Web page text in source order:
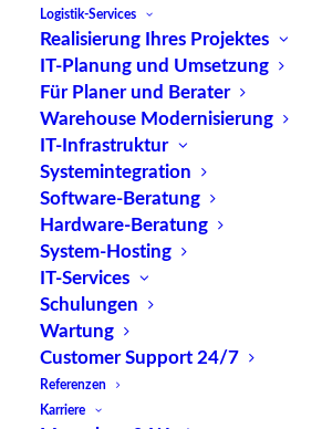
Logistik-Services
Realisierung Ihres Projektes
IT-Planung und Umsetzung
Für Planer und Berater
Warehouse Modernisierung
IT-Infrastruktur
Systemintegration
Software-Beratung
Hardware-Beratung
System-Hosting
IT-Services
Schulungen
Wartung
Customer Support 24/7
Referenzen
Karriere
Innovationen, Highlights und Best
Supply Chain Management (SCM)
Maschinen- und Anlagenbaus –
Teilnehmer des Supply Chain
Bundesvereinigung Logistik (BVL).
Folgeveranstaltung der beliebten
„Logistikmanufaktur“ gastiert die